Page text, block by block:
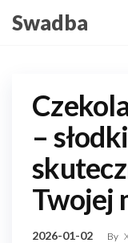
toSwadba
–
Twojej
2026-01-02 By